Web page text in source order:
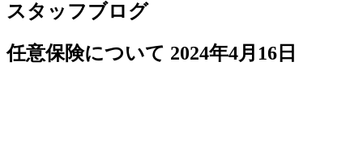
スタッフブログ
任意保険について 2024年4月16日